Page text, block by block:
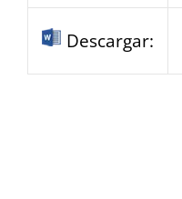
Descargar: